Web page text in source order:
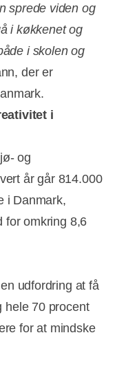
sprede viden og
i køkkenet og
i skolen og
der er
i
og
år går 814.000
i Danmark,
for omkring 8,6
udfordring at få
hele 70 procent
for at mindske